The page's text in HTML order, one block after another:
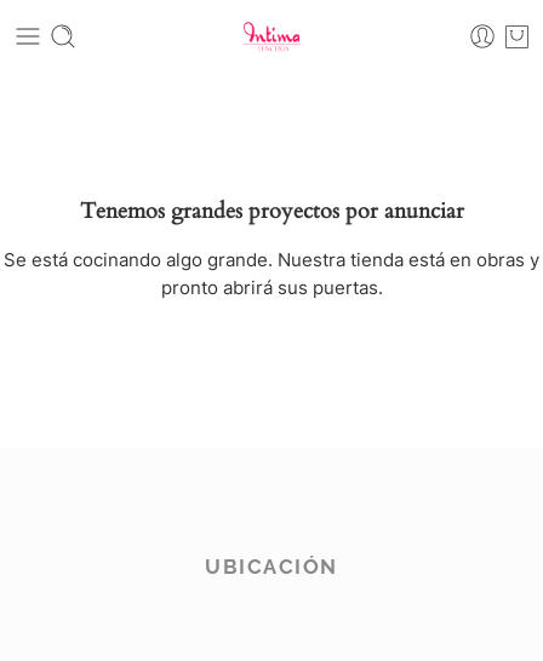
Tenemos grandes proyectos por anunciar
Se está cocinando algo grande. Nuestra tienda está en obras y
pronto abrirá sus puertas.
UBICACIÓN